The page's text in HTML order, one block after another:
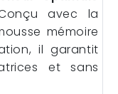
avec la
mémoire
il garantit
et sans